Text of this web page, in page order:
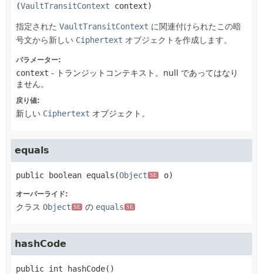
(VaultTransitContext context)
指定された VaultTransitContext に関連付けられたこの暗
号文から新しい Ciphertext オブジェクトを作成します。
パラメーター:
context - トランジットコンテキスト。null であってはなり
ません。
戻り値:
新しい Ciphertext オブジェクト。
equals
public boolean equals (Object SE o)
オーバーライド:
クラス Object SE の equals SE
hashCode
public int hashCode()